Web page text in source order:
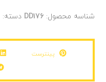
شناسه محصول:DD176 دسته:
پینترست